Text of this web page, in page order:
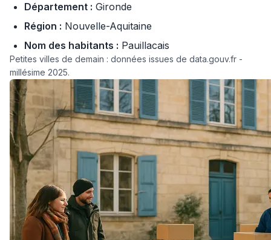
Département : Gironde
Région : Nouvelle-Aquitaine
Nom des habitants : Pauillacais
Petites villes de demain : données issues de data.gouv.fr -
millésime 2025.